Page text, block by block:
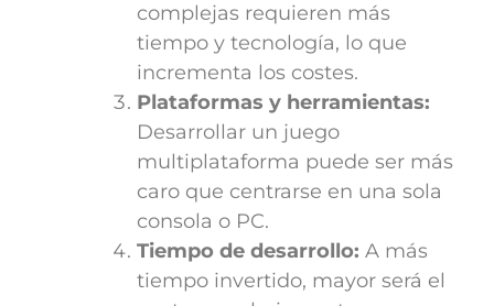
complejas requieren más
tiempo y tecnología, lo que
incrementa los costes.
Plataformas y herramientas:
Desarrollar un juego
multiplataforma puede ser más
caro que centrarse en una sola
consola o PC.
Tiempo de desarrollo: A más
tiempo invertido, mayor será el